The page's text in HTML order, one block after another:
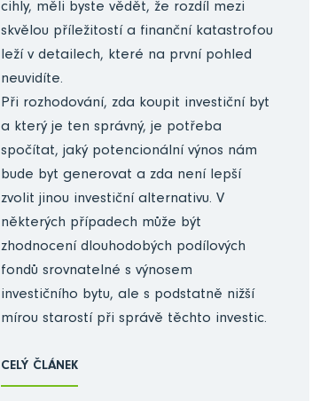
cihly, měli byste vědět, že rozdíl mezi
skvělou příležitostí a finanční katastrofou
leží v detailech, které na první pohled
neuvidíte.
Při rozhodování, zda koupit investiční byt
a který je ten správný, je potřeba
spočítat, jaký potencionální výnos nám
bude byt generovat a zda není lepší
zvolit jinou investiční alternativu. V
některých případech může být
zhodnocení dlouhodobých podílových
fondů srovnatelné s výnosem
investičního bytu, ale s podstatně nižší
mírou starostí při správě těchto investic.
CELÝ ČLÁNEK